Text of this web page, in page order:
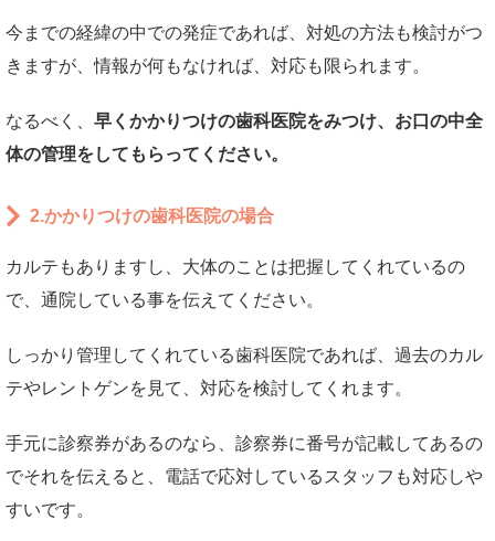
今までの経緯の中での発症であれば、対処の方法も検討がつ
きますが、情報が何もなければ、対応も限られます。
なるべく、 早くかかりつけの歯科医院をみつけ、お口の中全
体の管理をしてもらってください。
2.かかりつけの歯科医院の場合
カルテもありますし、大体のことは把握してくれているの
で、通院している事を伝えてください。
しっかり管理してくれている歯科医院であれば、過去のカル
テやレントゲンを見て、対応を検討してくれます。
手元に診察券があるのなら、診察券に番号が記載してあるの
でそれを伝えると、電話で応対しているスタッフも対応しや
すいです。